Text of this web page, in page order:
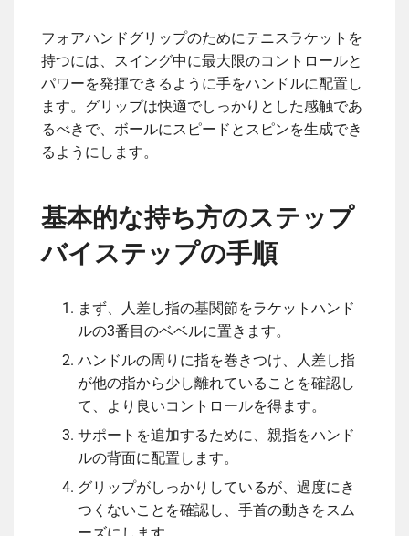
フォアハンドグリップのためにテニスラケットを
持つには、スイング中に最大限のコントロールと
パワーを発揮できるように手をハンドルに配置し
ます。グリップは快適でしっかりとした感触であ
るべきで、ボールにスピードとスピンを生成でき
るようにします。
基本的な持ち方のステップ
バイステップの手順
まず、人差し指の基関節をラケットハンド
ルの3番目のベベルに置きます。
ハンドルの周りに指を巻きつけ、人差し指
が他の指から少し離れていることを確認し
て、より良いコントロールを得ます。
サポートを追加するために、親指をハンド
ルの背面に配置します。
グリップがしっかりしているが、過度にき
つくないことを確認し、手首の動きをスム